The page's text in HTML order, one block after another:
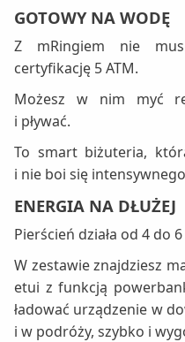
GOTOWY NA WODĘ
Z mRingiem nie
certyfikację 5 ATM.
Możesz w nim myć
i pływać.
To smart biżuteria,
i nie boi się
ENERGIA NA DŁUŻEJ
Pierścień działa od 4 do
W zestawie znajdziesz
etui z funkcją
ładować urządzenie w
i w podróży, szybko i